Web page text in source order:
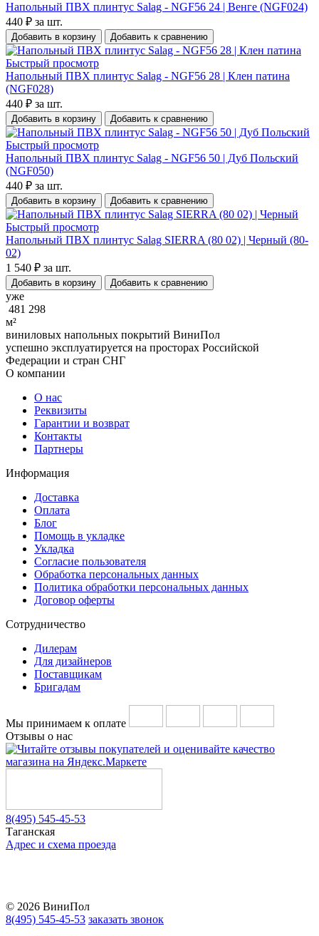
Напольный ПВХ плинтус Salag - NGF56 24 | Венге (NGF024)
440 ₽ за шт.
Добавить в корзину Добавить к сравнению
Быстрый просмотр
Напольный ПВХ плинтус Salag - NGF56 28 | Клен патина
(NGF028)
440 ₽ за шт.
Добавить в корзину Добавить к сравнению
Быстрый просмотр
Напольный ПВХ плинтус Salag - NGF56 50 | Дуб Польский
(NGF050)
440 ₽ за шт.
Добавить в корзину Добавить к сравнению
Быстрый просмотр
Напольный ПВХ плинтус Salag SIERRA (80 02) | Черный (80-
02)
1 540 ₽ за шт.
Добавить в корзину Добавить к сравнению
уже
481 298
м²
виниловых напольных покрытий ВиниПол
успешно эксплуатируется на просторах Российской
Федерации и стран СНГ
О компании
О нас
Реквизиты
Гарантии и возврат
Контакты
Партнеры
Информация
Доставка
Оплата
Блог
Помощь в укладке
Укладка
Согласие пользователя
Обработка персональных данных
Политика обработки персональных данных
Договор оферты
Сотрудничество
Дилерам
Для дизайнеров
Поставщикам
Бригадам
Мы принимаем к оплате
Отзывы о нас
8(495) 545-45-53
Таганская
Адрес и схема проезда
© 2026 ВиниПол
8(495) 545-45-53 заказать звонок